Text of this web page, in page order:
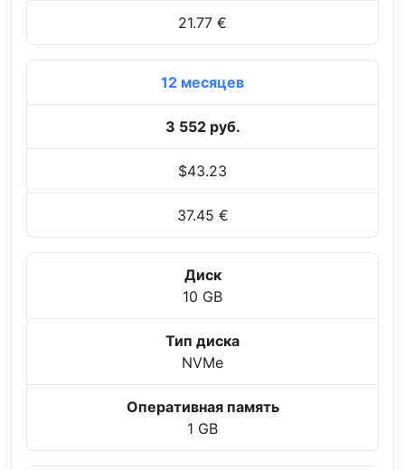
21.77 €
12 месяцев
3 552 руб.
$43.23
37.45 €
Диск
10 GB
Тип диска
NVMe
Оперативная память
1 GB